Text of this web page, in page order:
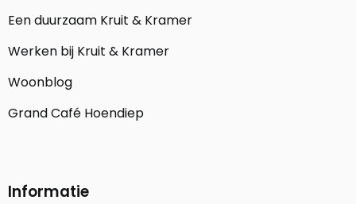
Een duurzaam Kruit & Kramer
Werken bij Kruit & Kramer
Woonblog
Grand Café Hoendiep
Informatie